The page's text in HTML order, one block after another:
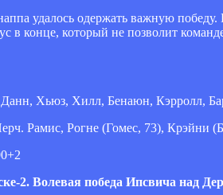
удалось одержать важную
в конце, который не позволит
Хьюз, Хилл, Бенаюн, Кэрролл,
Рамис, Рогне (Гомес, 73), Крэйни
2. Волевая победа Ипсвича над